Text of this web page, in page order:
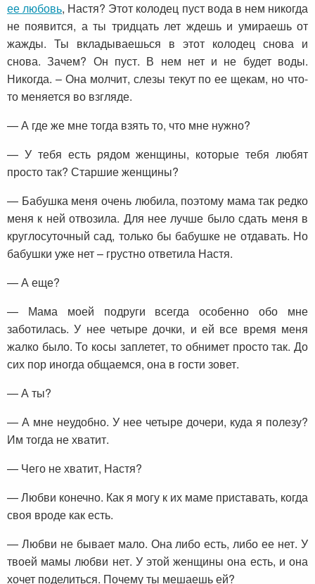
ее любовь, Настя? Этот колодец пуст вода в нем никогда
не появится, а ты тридцать лет ждешь и умираешь от
жажды. Ты вкладываешься в этот колодец снова и
снова. Зачем? Он пуст. В нем нет и не будет воды.
Никогда. – Она молчит, слезы текут по ее щекам, но что-
то меняется во взгляде.
— А где же мне тогда взять то, что мне нужно?
— У тебя есть рядом женщины, которые тебя любят
просто так? Старшие женщины?
— Бабушка меня очень любила, поэтому мама так редко
меня к ней отвозила. Для нее лучше было сдать меня в
круглосуточный сад, только бы бабушке не отдавать. Но
бабушки уже нет – грустно ответила Настя.
— А еще?
— Мама моей подруги всегда особенно обо мне
заботилась. У нее четыре дочки, и ей все время меня
жалко было. То косы заплетет, то обнимет просто так. До
сих пор иногда общаемся, она в гости зовет.
— А ты?
— А мне неудобно. У нее четыре дочери, куда я полезу?
Им тогда не хватит.
— Чего не хватит, Настя?
— Любви конечно. Как я могу к их маме приставать, когда
своя вроде как есть.
— Любви не бывает мало. Она либо есть, либо ее нет. У
твоей мамы любви нет. У этой женщины она есть, и она
хочет поделиться. Почему ты мешаешь ей?